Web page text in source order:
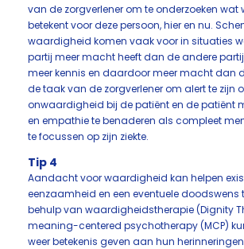
van de zorgverlener om te onderzoeken
betekent voor deze persoon, hier en nu.
waardigheid komen vaak voor in situaties
partij meer macht heeft dan de andere
meer kennis en daardoor meer macht dan
de taak van de zorgverlener om alert te zijn
onwaardigheid bij de patiënt en de patiënt
en empathie te benaderen als compleet
te focussen op zijn ziekte.
Tip 4
Aandacht voor waardigheid kan helpen
eenzaamheid en een eventuele doodswens
behulp van waardigheidstherapie (Dignity
meaning-centered psychotherapy (MCP)
weer betekenis geven aan hun